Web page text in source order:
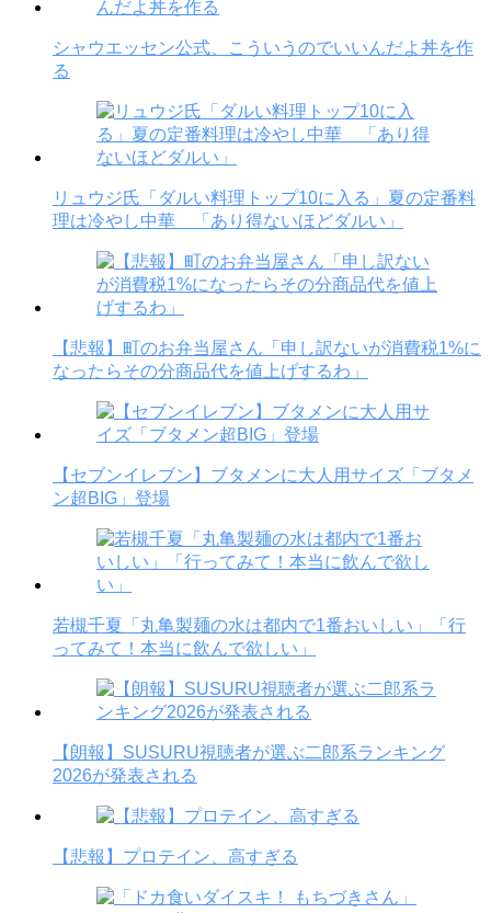
シャウエッセン公式、こういうのでいいんだよ丼を作
る
リュウジ氏「ダルい料理トップ10に入る」夏の定番料
理は冷やし中華 「あり得ないほどダルい」
【悲報】町のお弁当屋さん「申し訳ないが消費税1%に
なったらその分商品代を値上げするわ」
【セブンイレブン】ブタメンに大人用サイズ「ブタメ
ン超BIG」登場
若槻千夏「丸亀製麺の水は都内で1番おいしい」「行
ってみて！本当に飲んで欲しい」
【朗報】SUSURU視聴者が選ぶ二郎系ランキング
2026が発表される
【悲報】プロテイン、高すぎる